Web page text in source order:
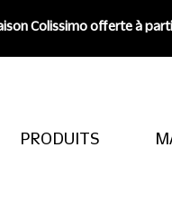
Colissimo offerte à
PRODUITS